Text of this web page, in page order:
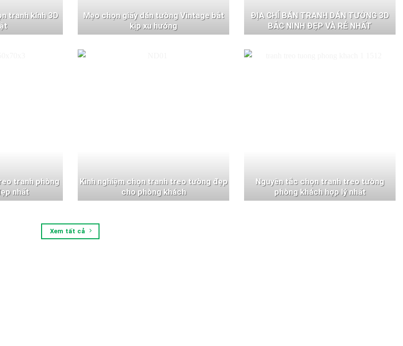
tranh kính 3D
Mẹo chọn giấy dán tường Vintage bắt
kịp xu hướng
ĐỊA CHỈ BÁN TRANH DÁN TƯỜNG 3D
BẮC NINH ĐẸP VÀ RẺ NHẤT
tranh phòng
nhất
Kinh nghiệm chọn tranh treo tường đẹp
cho phòng khách
Nguyên tắc chọn tranh treo tường
phòng khách hợp lý nhất
Xem tất cả